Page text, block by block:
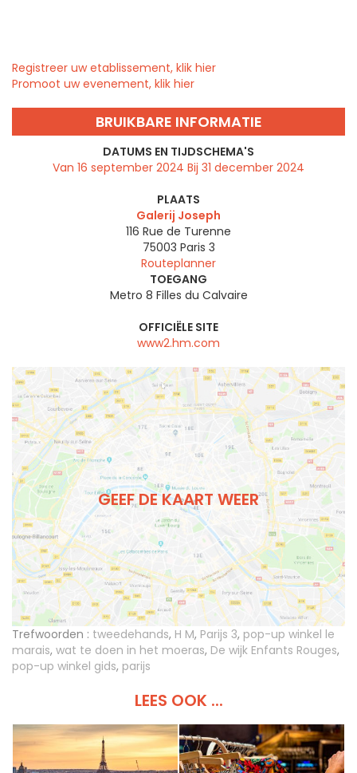
Registreer uw etablissement, klik hier
Promoot uw evenement, klik hier
BRUIKBARE INFORMATIE
DATUMS EN TIJDSCHEMA'S
Van 16 september 2024 Bij 31 december 2024
PLAATS
Galerij Joseph
116 Rue de Turenne
75003 Paris 3
Routeplanner
TOEGANG
Metro 8 Filles du Calvaire
OFFICIËLE SITE
www2.hm.com
GEEF DE KAART WEER
Trefwoorden : tweedehands, H M, Parijs 3, pop-up winkel le
marais, wat te doen in het moeras, De wijk Enfants Rouges,
pop-up winkel gids, parijs
LEES OOK ...